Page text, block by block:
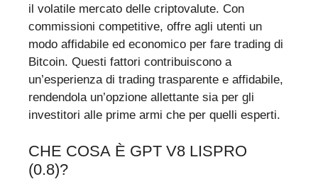
il volatile mercato delle criptovalute. Con
commissioni competitive, offre agli utenti un
modo affidabile ed economico per fare trading di
Bitcoin. Questi fattori contribuiscono a
un’esperienza di trading trasparente e affidabile,
rendendola un’opzione allettante sia per gli
investitori alle prime armi che per quelli esperti.
CHE COSA È GPT V8 LISPRO
(0.8)?